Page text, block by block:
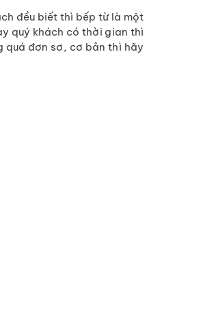
đều biết thì bếp từ là một
quý khách có thời gian thì
quá đơn sơ, cơ bản thì hãy